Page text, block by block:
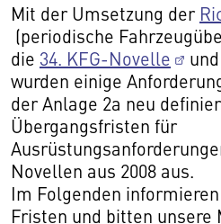
Mit der Umsetzung der
(periodische
die 34. KFG-Novelle
wurden einige
der Anlage 2a neu
Übergangsfristen für
Novellen aus 2008 aus.
Im Folgenden
Fristen und bitten